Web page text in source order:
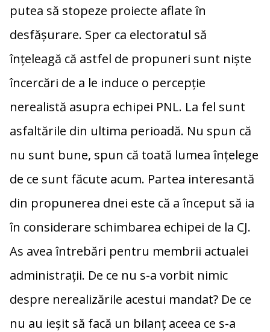
putea să stopeze proiecte aflate în
desfăşurare. Sper ca electoratul să
înţeleagă că astfel de propuneri sunt nişte
încercări de a le induce o percepţie
nerealistă asupra echipei PNL. La fel sunt
asfaltările din ultima perioadă. Nu spun că
nu sunt bune, spun că toată lumea înţelege
de ce sunt făcute acum. Partea interesantă
din propunerea dnei este că a început să ia
în considerare schimbarea echipei de la CJ.
As avea întrebări pentru membrii actualei
administraţii. De ce nu s-a vorbit nimic
despre nerealizările acestui mandat? De ce
nu au ieşit să facă un bilanţ aceea ce s-a